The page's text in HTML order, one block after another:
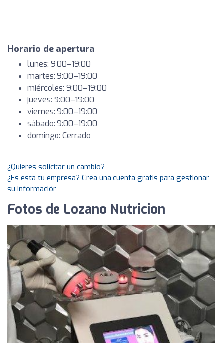
Horario de apertura
lunes: 9:00–19:00
martes: 9:00–19:00
miércoles: 9:00–19:00
jueves: 9:00–19:00
viernes: 9:00–19:00
sábado: 9:00–19:00
domingo: Cerrado
¿Quieres solicitar un cambio?
¿Es esta tu empresa? Crea una cuenta gratis para gestionar
su información
Fotos de Lozano Nutricion